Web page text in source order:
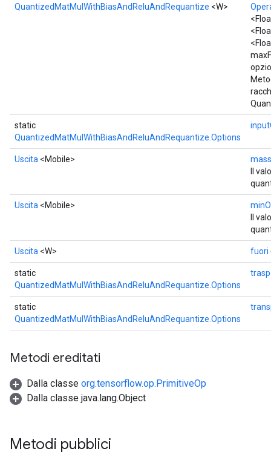
QuantizedMatMulWithBiasAndReluAndRequantize <W>
static
QuantizedMatMulWithBiasAndReluAndRequantize.Options
Uscita <Mobile>
Il
Uscita <Mobile>
Il
Uscita <W> fuori
static
QuantizedMatMulWithBiasAndReluAndRequantize.Options
static
QuantizedMatMulWithBiasAndReluAndRequantize.Options
Metodi ereditati
Dalla classe org.tensorflow.op.PrimitiveOp
Dalla classe java.lang.Object
Metodi pubblici